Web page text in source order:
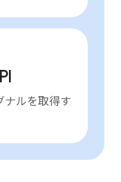
ナルを取得す